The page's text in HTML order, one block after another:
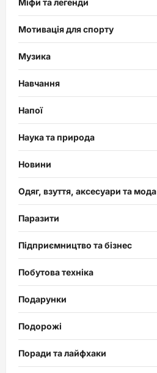
Міфи та легенди
Мотивація для спорту
Музика
Навчання
Напої
Наука та природа
Новини
Одяг, взуття, аксесуари та мода
Паразити
Підприємництво та бізнес
Побутова техніка
Подарунки
Подорожі
Поради та лайфхаки